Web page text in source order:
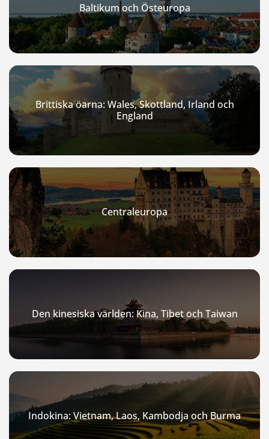
Baltikum och Östeuropa
Brittiska öarna: Wales, Skottland, Irland och
England
Centraleuropa
Den kinesiska världen: Kina, Tibet och Taiwan
Indokina: Vietnam, Laos, Kambodja och Burma